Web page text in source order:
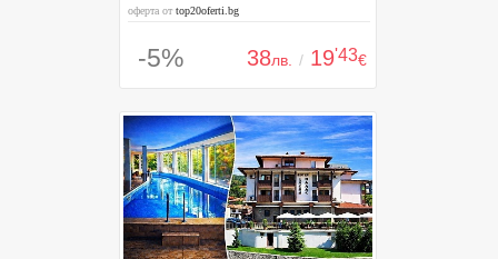
оферта отtop20oferti.bg
-5% 38лв. / 19'43€